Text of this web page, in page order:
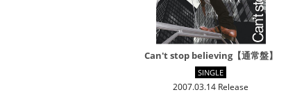
Can't stop believing【通常盤】
SINGLE
2007.03.14 Release